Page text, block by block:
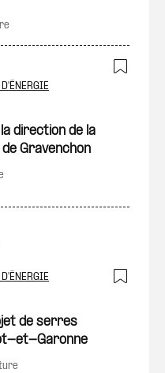
direction de la
Gravenchon
de serres
et-Garonne